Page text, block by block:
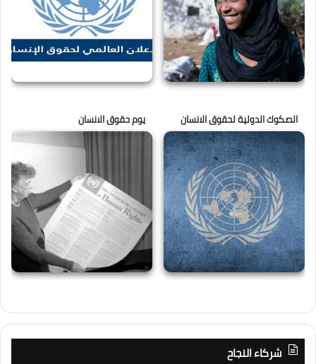
الصكوك الدولية لحقوق الانسان يوم حقوق الانسان
شركاء النجاح